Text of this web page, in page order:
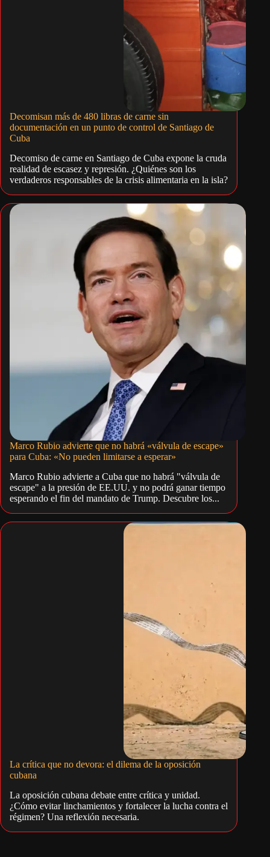
Decomisan más de 480 libras de carne sin
documentación en un punto de control de Santiago de
Cuba
Decomiso de carne en Santiago de Cuba expone la cruda
realidad de escasez y represión. ¿Quiénes son los
verdaderos responsables de la crisis alimentaria en la isla?
Marco Rubio advierte que no habrá «válvula de escape»
para Cuba: «No pueden limitarse a esperar»
Marco Rubio advierte a Cuba que no habrá "válvula de
escape" a la presión de EE.UU. y no podrá ganar tiempo
esperando el fin del mandato de Trump. Descubre los...
La crítica que no devora: el dilema de la oposición
cubana
La oposición cubana debate entre crítica y unidad.
¿Cómo evitar linchamientos y fortalecer la lucha contra el
régimen? Una reflexión necesaria.